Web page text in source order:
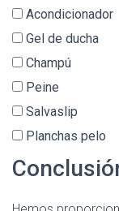
Acondicionador
Gel de ducha
Champú
Peine
Salvaslip
Planchas pelo